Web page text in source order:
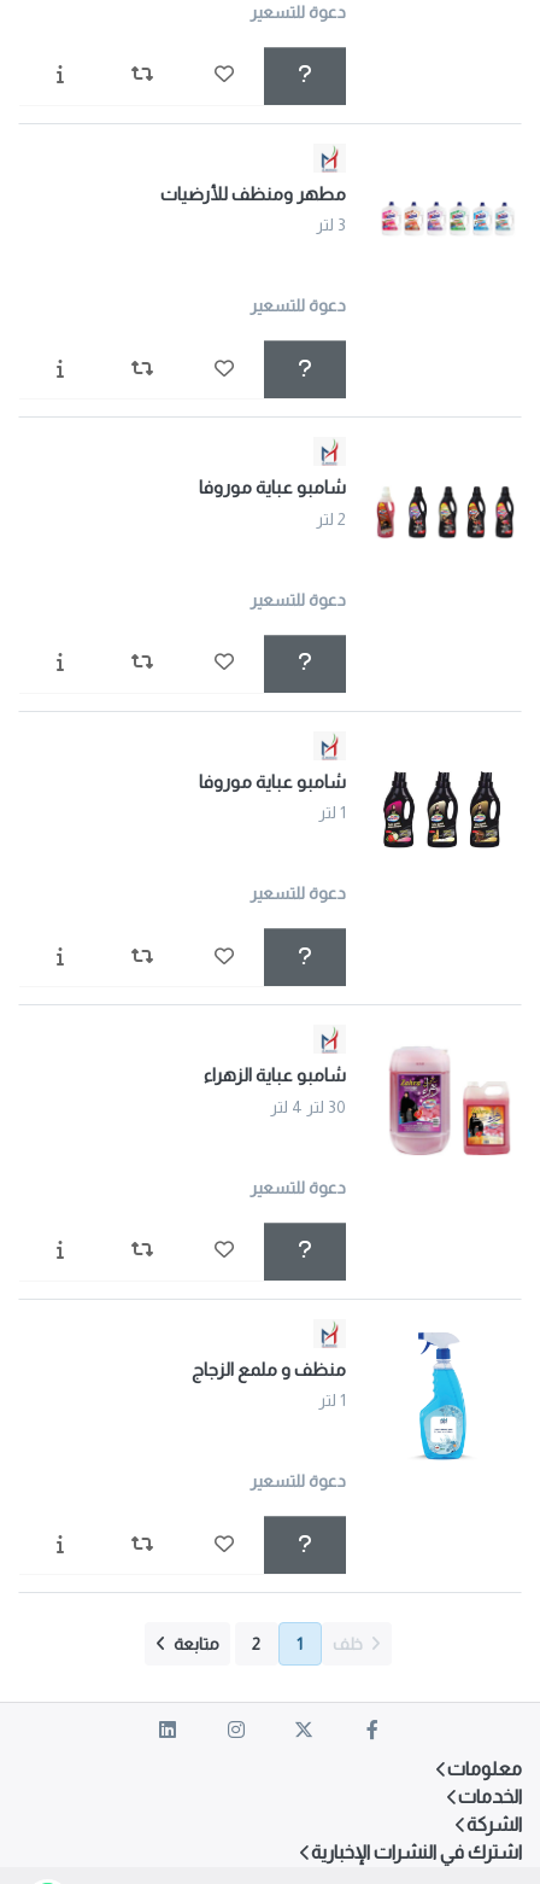
دعوة للتسعير
مطهر ومنظف للأرضيات
3 لتر
دعوة للتسعير
شامبو عباية موروفا
2 لتر
دعوة للتسعير
شامبو عباية موروفا
1 لتر
دعوة للتسعير
شامبو عباية الزهراء
30 لتر 4 لتر
دعوة للتسعير
منظف و ملمع الزجاج
1 لتر
دعوة للتسعير
خلف 1
2 متابعة
معلومات
الخدمات
الشركة
اشترك في النشرات الإخبارية